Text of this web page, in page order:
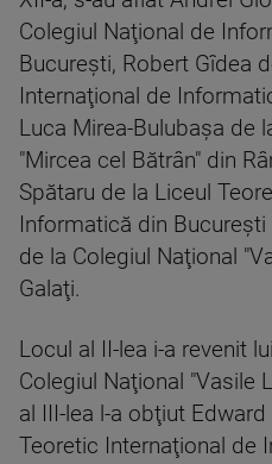
Colegiul Naţional de
Bucureşti, Robert Gîdea
Internaţional de
Luca Mirea-Bulubaşa de
"Mircea cel Bătrân" din
Spătaru de la Liceul
Informatică din
de la Colegiul Naţional
Galaţi.
Locul al II-lea i-a revenit
Colegiul Naţional "Vasile
al III-lea l-a obţiut Edward
Teoretic Internaţional de